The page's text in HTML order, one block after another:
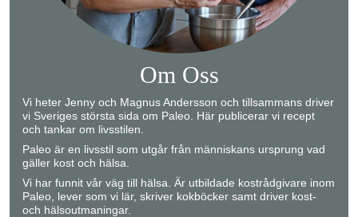
Om Oss
Vi heter Jenny och Magnus Andersson och tillsammans driver
vi Sveriges största sida om Paleo. Här publicerar vi recept
och tankar om livsstilen.
Paleo är en livsstil som utgår från människans ursprung vad
gäller kost och hälsa.
Vi har funnit vår väg till hälsa. Är utbildade kostrådgivare inom
Paleo, lever som vi lär, skriver kokböcker samt driver kost-
och hälsoutmaningar.